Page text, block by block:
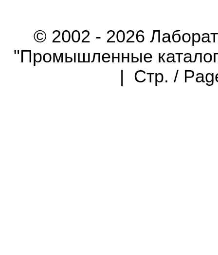
© 2002 - 2026
"Промышленные
| Стр. /